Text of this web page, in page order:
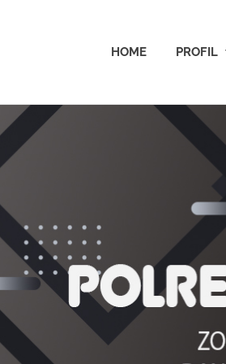
HOME PROFIL